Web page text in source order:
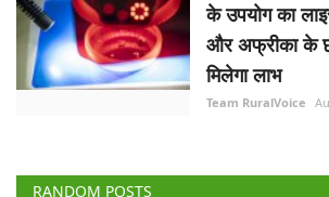
के उपयोग का
और अफ्रीका के
मिलेगा लाभ
Team RuralVoice
RANDOM POSTS